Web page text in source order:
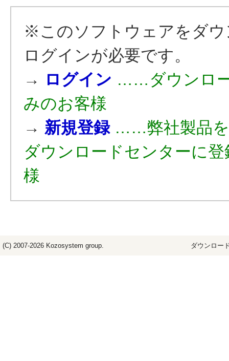
※このソフトウェアをダ
ログインが必要です。
→ ログイン ……ダウンロ
みのお客様
→ 新規登録 ……弊社製品を
ダウンロードセンターに
様
(C) 2007-2026 Kozosystem group. ダウンロー